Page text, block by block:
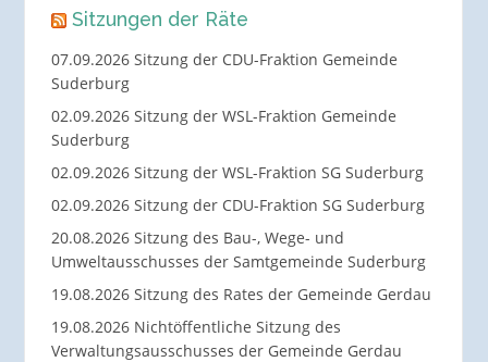
Sitzungen der Räte
07.09.2026 Sitzung der CDU-Fraktion Gemeinde
Suderburg
02.09.2026 Sitzung der WSL-Fraktion Gemeinde
Suderburg
02.09.2026 Sitzung der WSL-Fraktion SG Suderburg
02.09.2026 Sitzung der CDU-Fraktion SG Suderburg
20.08.2026 Sitzung des Bau-, Wege- und
Umweltausschusses der Samtgemeinde Suderburg
19.08.2026 Sitzung des Rates der Gemeinde Gerdau
19.08.2026 Nichtöffentliche Sitzung des
Verwaltungsausschusses der Gemeinde Gerdau